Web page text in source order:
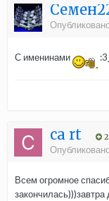
С именинами
ca rt
Всем огромное